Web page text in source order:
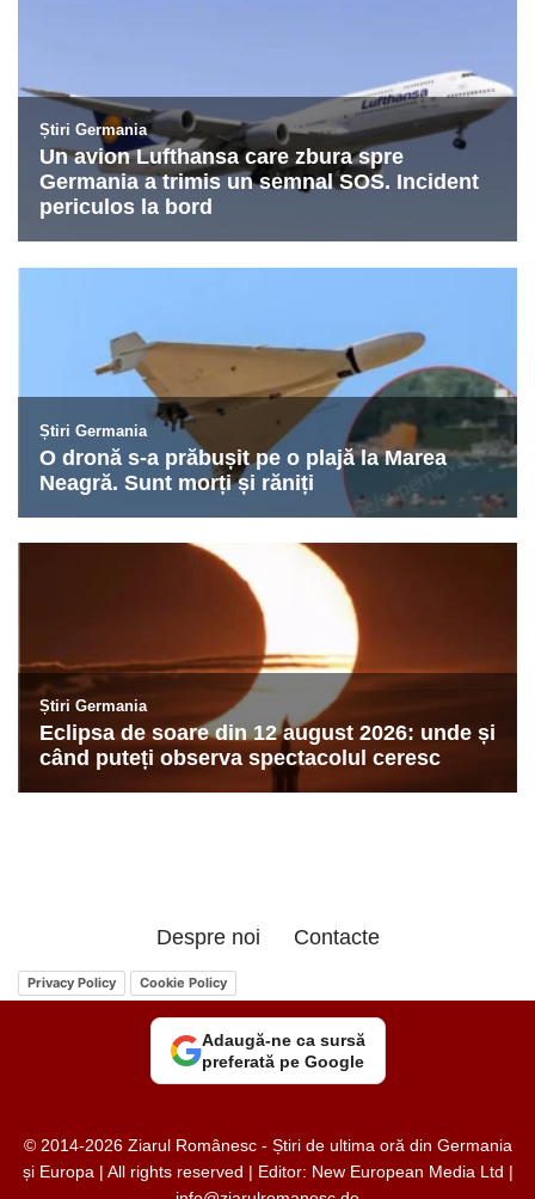
Despre noi Contacte
Privacy Policy Cookie Policy
Adaugă-ne ca sursă
preferată pe Google
© 2014-2026 Ziarul Românesc - Știri de ultima oră din Germania
și Europa | All rights reserved | Editor: New European Media Ltd |